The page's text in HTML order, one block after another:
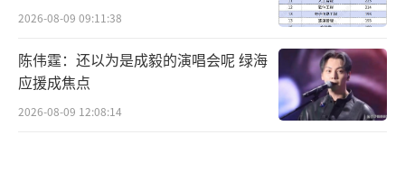
2026-08-09 09:11:38
陈伟霆：还以为是成毅的演唱会呢 绿海
应援成焦点
2026-08-09 12:08:14